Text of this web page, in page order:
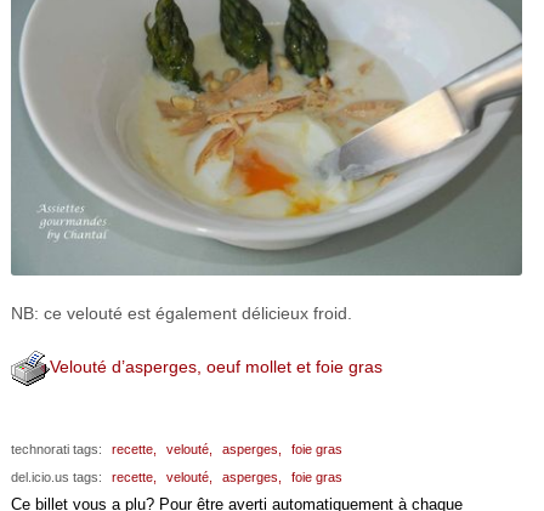
NB: ce velouté est également délicieux froid.
Velouté d’asperges, oeuf mollet et foie gras
technorati tags: recette, velouté, asperges,
foie gras
del.icio.us tags:
recette, velouté, asperges, foie gras
Ce billet vous a plu? Pour être averti automatiquement à chaque